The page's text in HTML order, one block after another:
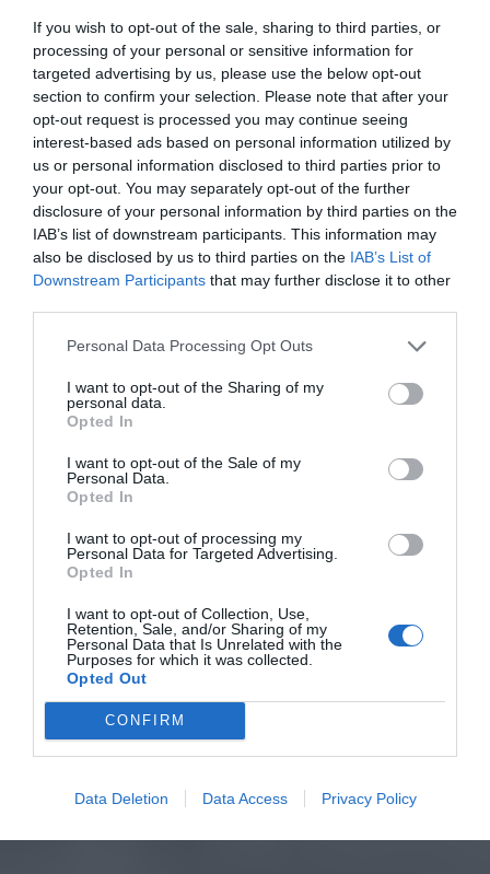
If you wish to opt-out of the sale, sharing to third parties, or
processing of your personal or sensitive information for
targeted advertising by us, please use the below opt-out
section to confirm your selection. Please note that after your
opt-out request is processed you may continue seeing
interest-based ads based on personal information utilized by
us or personal information disclosed to third parties prior to
your opt-out. You may separately opt-out of the further
disclosure of your personal information by third parties on the
IAB’s list of downstream participants. This information may
also be disclosed by us to third parties on the IAB’s List of
Downstream Participants that may further disclose it to other
Personal Data Processing Opt Outs
I want to opt-out of the Sharing of my
personal data.
Opted In
I want to opt-out of the Sale of my
Personal Data.
Opted In
I want to opt-out of processing my
Personal Data for Targeted Advertising.
Opted In
I want to opt-out of Collection, Use,
Retention, Sale, and/or Sharing of my
Personal Data that Is Unrelated with the
Purposes for which it was collected.
Opted Out
CONFIRM
Data Deletion Data Access Privacy Policy